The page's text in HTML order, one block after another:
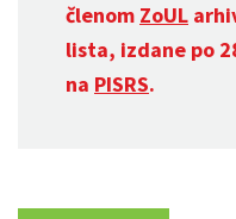
členom ZoUL
lista, izdane po
na PISRS.